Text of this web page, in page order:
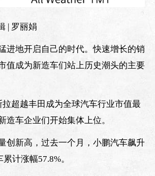
| 罗丽娟
进地开启自己的时代。快速增长的销
值成为新造车们站上历史潮头的主要
拉超越丰田成为全球汽车行业市值最
造车企业们开始集体上位。
创新高，过去一个月，小鹏汽车飙升
计涨幅57.8%。